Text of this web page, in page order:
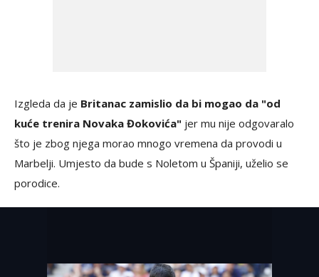
Izgleda da je Britanac zamislio da bi mogao da "od
kuće trenira Novaka Đokovića" jer mu nije odgovaralo
što je zbog njega morao mnogo vremena da provodi u
Marbelji. Umjesto da bude s Noletom u Španiji, uželio se
porodice.